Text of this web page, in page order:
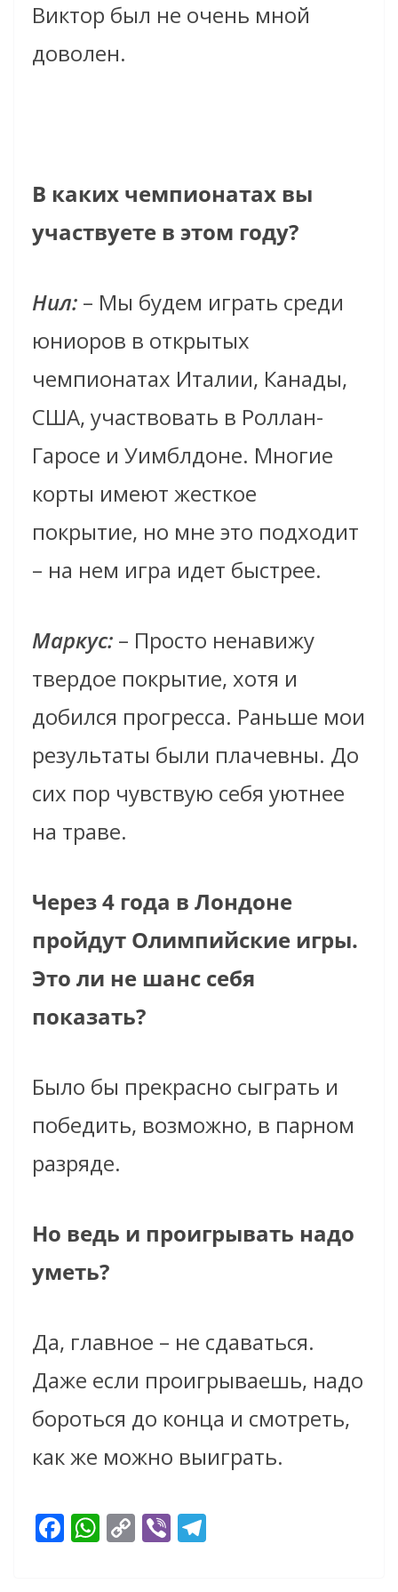
Виктор был не очень мной
доволен.
В каких чемпионатах вы
участвуете в этом году?
Нил: – Мы будем играть среди
юниоров в открытых
чемпионатах Италии, Канады,
США, участвовать в Роллан-
Гаросе и Уимблдоне. Многие
корты имеют жесткое
покрытие, но мне это подходит
– на нем игра идет быстрее.
Маркус: – Просто ненавижу
твердое покрытие, хотя и
добился прогресса. Раньше мои
результаты были плачевны. До
сих пор чувствую себя уютнее
на траве.
Через 4 года в Лондоне
пройдут Олимпийские игры.
Это ли не шанс себя
показать?
Было бы прекрасно сыграть и
победить, возможно, в парном
разряде.
Но ведь и проигрывать надо
уметь?
Да, главное – не сдаваться.
Даже если проигрываешь, надо
бороться до конца и смотреть,
как же можно выиграть.
F W C Vi